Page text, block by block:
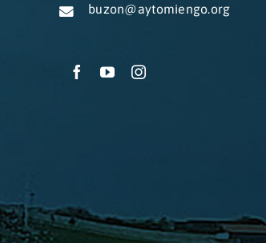
buzon@aytomiengo.org